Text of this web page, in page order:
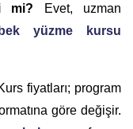
mi? Evet, uzman
yüzme kursu
fiyatları; program
göre değişir.